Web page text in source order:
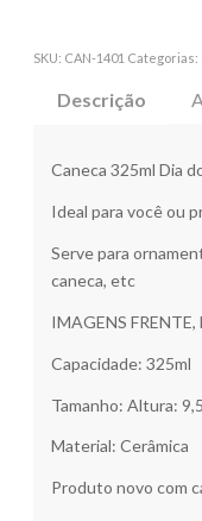
SKU: CAN-1401 Categorias:
Descrição
Caneca 325ml Dia
Ideal para você ou
Serve para
caneca, etc
IMAGENS
Capacidade: 325ml
Tamanho: Altura:
Material: Cerâmica
Produto novo com